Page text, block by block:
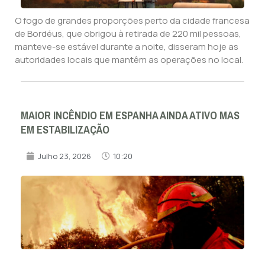
O fogo de grandes proporções perto da cidade francesa
de Bordéus, que obrigou à retirada de 220 mil pessoas,
manteve-se estável durante a noite, disseram hoje as
autoridades locais que mantêm as operações no local.
MAIOR INCÊNDIO EM ESPANHA AINDA ATIVO MAS
EM ESTABILIZAÇÃO
Julho 23, 2026 10:20